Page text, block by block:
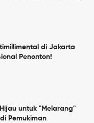
di Jakarta
Penonton!
untuk "Melarang"
Pemukiman